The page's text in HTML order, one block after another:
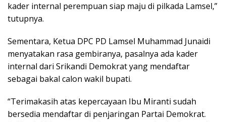
kader internal perempuan siap maju di pilkada Lamsel,”
tutupnya.
Sementara, Ketua DPC PD Lamsel Muhammad Junaidi
menyatakan rasa gembiranya, pasalnya ada kader
internal dari Srikandi Demokrat yang mendaftar
sebagai bakal calon wakil bupati.
“Terimakasih atas kepercayaan Ibu Miranti sudah
bersedia mendaftar di penjaringan Partai Demokrat.